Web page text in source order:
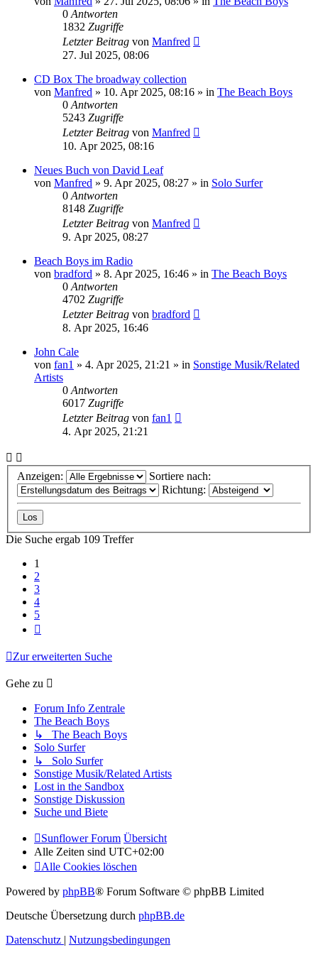
0 Antworten
1832 Zugriffe
Letzter Beitrag von Manfred
27. Jul 2025, 08:06
CD Box The broadway collection
von Manfred » 10. Apr 2025, 08:16 » in The Beach Boys
0 Antworten
5243 Zugriffe
Letzter Beitrag von Manfred
10. Apr 2025, 08:16
Neues Buch von David Leaf
von Manfred » 9. Apr 2025, 08:27 » in Solo Surfer
0 Antworten
8148 Zugriffe
Letzter Beitrag von Manfred
9. Apr 2025, 08:27
Beach Boys im Radio
von bradford » 8. Apr 2025, 16:46 » in The Beach Boys
0 Antworten
4702 Zugriffe
Letzter Beitrag von bradford
8. Apr 2025, 16:46
John Cale
von fan1 » 4. Apr 2025, 21:21 » in Sonstige Musik/Related
Artists
0 Antworten
6017 Zugriffe
Letzter Beitrag von fan1
4. Apr 2025, 21:21
Anzeigen:
Sortiere nach:
Richtung:
Die Suche ergab 109 Treffer
1
2
3
4
5
Zur erweiterten Suche
Gehe zu
Forum Info Zentrale
The Beach Boys
↳ The Beach Boys
Solo Surfer
↳ Solo Surfer
Sonstige Musik/Related Artists
Lost in the Sandbox
Sonstige Diskussion
Suche und Biete
Sunflower Forum Übersicht
Alle Zeiten sind UTC+02:00
Alle Cookies löschen
Powered by phpBB® Forum Software © phpBB Limited
Deutsche Übersetzung durch phpBB.de
Datenschutz
Nutzungsbedingungen